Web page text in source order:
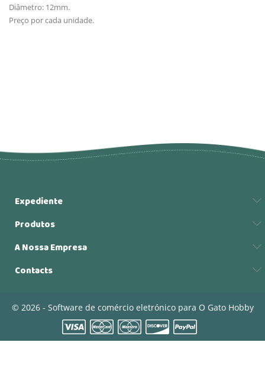
Diâmetro: 12mm.
Preço por cada unidade.
Expediente
Produtos
A Nossa Empresa
Contacts
© 2026 - Software de comércio eletrónico para O Gato Hobby